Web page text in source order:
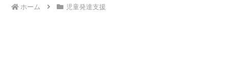
ホーム 児童発達支援